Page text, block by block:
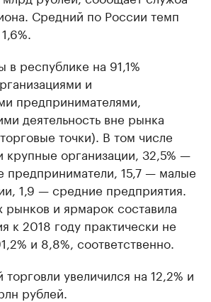
Средний по России темп
республике на 91,1%
и
предпринимателями,
деятельность вне рынка
точки). В том числе
крупные организации, 32,5% —
предприниматели, 15,7 — малые
1,9 — средние предприятия.
рынков и ярмарок составила
к 2018 году практически не
и 8,8%, соответственно.
увеличился на 12,2% и
рублей.